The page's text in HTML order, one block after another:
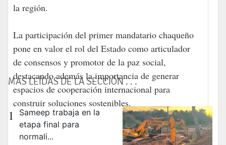
la región.
La participación del primer mandatario chaqueño
pone en valor el rol del Estado como articulador
de consensos y promotor de la paz social,
destacando además la importancia de generar
espacios de cooperación internacional para
construir soluciones sostenibles.
MAS LEÍDAS DE LA SECCIÓN . . .
1
Sameep trabaja en la
etapa final para
normali...